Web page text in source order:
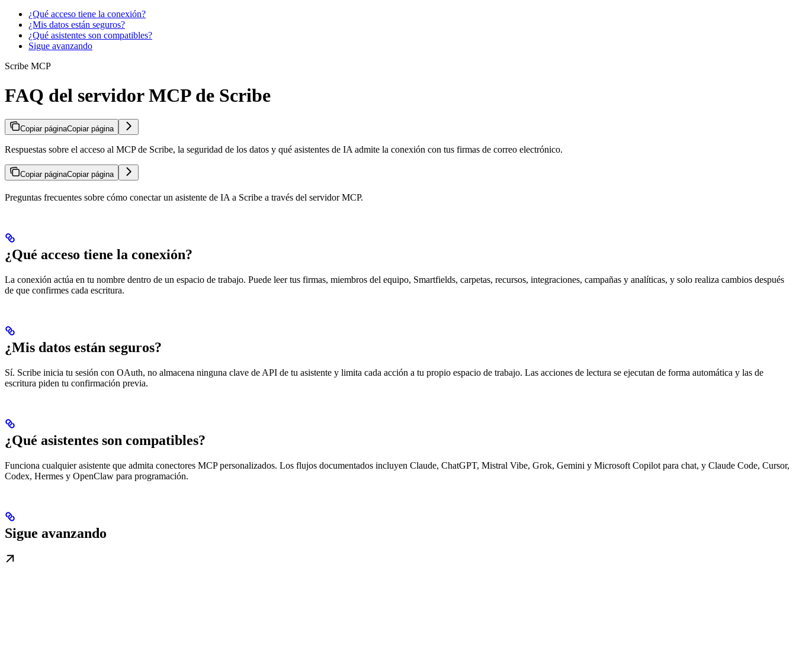
¿Qué acceso tiene la conexión?
¿Mis datos están seguros?
¿Qué asistentes son compatibles?
Sigue avanzando
Scribe MCP
FAQ del servidor MCP de Scribe
Copiar páginaCopiar página
Respuestas sobre el acceso al MCP de Scribe, la seguridad de los datos y qué asistentes de IA admite la conexión con tus firmas de correo electrónico.
Copiar páginaCopiar página
Preguntas frecuentes sobre cómo conectar un asistente de IA a Scribe a través del servidor MCP.
¿Qué acceso tiene la conexión?
La conexión actúa en tu nombre dentro de un espacio de trabajo. Puede leer tus firmas, miembros del equipo, Smartfields, carpetas, recursos, integraciones, campañas y analíticas, y solo realiza cambios después
de que confirmes cada escritura.
¿Mis datos están seguros?
Sí. Scribe inicia tu sesión con OAuth, no almacena ninguna clave de API de tu asistente y limita cada acción a tu propio espacio de trabajo. Las acciones de lectura se ejecutan de forma automática y las de
escritura piden tu confirmación previa.
¿Qué asistentes son compatibles?
Funciona cualquier asistente que admita conectores MCP personalizados. Los flujos documentados incluyen Claude, ChatGPT, Mistral Vibe, Grok, Gemini y Microsoft Copilot para chat, y Claude Code, Cursor,
Codex, Hermes y OpenClaw para programación.
Sigue avanzando